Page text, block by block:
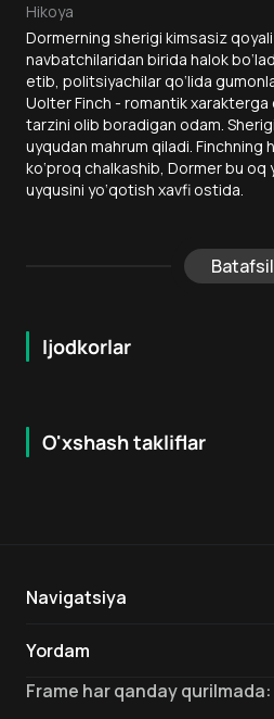
Hikoya
Dormerning sherigi kimsasiz
navbatchilaridan birida halok
etib, politsiyachilar qo‘lida
Uolter Finch - romantik xarakterga
tarzini olib boradigan odam.
uyqudan mahrum qiladi.
ko‘proq chalkashib, Dormer bu
uyqusini yo‘qotish xavfi ostida.
Batafsil
Ijodkorlar
O'xshash takliflar
18 + 5.9
Navigatsiya
Yordam
Aloqa
Frame har qanday qurilmada: